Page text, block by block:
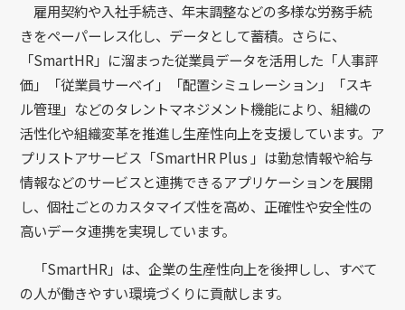
雇用契約や入社手続き、年末調整などの多様な労務手続
きをペーパーレス化し、データとして蓄積。さらに、
「SmartHR」に溜まった従業員データを活用した「人事評
価」「従業員サーベイ」「配置シミュレーション」「スキ
ル管理」などのタレントマネジメント機能により、組織の
活性化や組織変革を推進し生産性向上を支援しています。ア
プリストアサービス「SmartHR Plus 」は勤怠情報や給与
情報などのサービスと連携できるアプリケーションを展開
し、個社ごとのカスタマイズ性を高め、正確性や安全性の
高いデータ連携を実現しています。
「SmartHR」は、企業の生産性向上を後押しし、すべて
の人が働きやすい環境づくりに貢献します。